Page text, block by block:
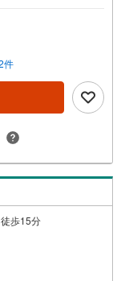
る授乳室も完備お
ざいます■ご来場の
室内・現地を見学す
■現地ご案内■お客
をご案内します。お
ください〇ご希望
ご紹介（30分～）■
応え致します！
入店時の検温とア
ブースでは、お席
営業車に乗降車時
す〇物件見学用に
意します。
件
歩15分